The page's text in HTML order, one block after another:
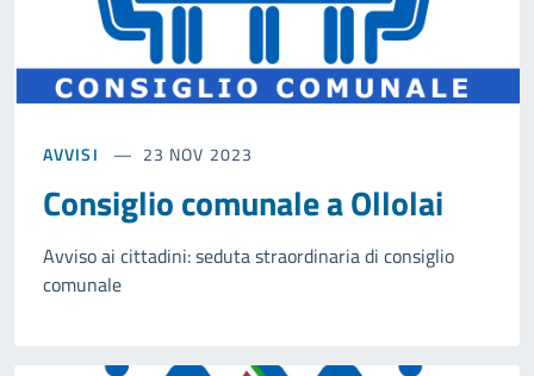
AVVISI 23 NOV 2023
Consiglio comunale a Ollolai
Avviso ai cittadini: seduta straordinaria di consiglio
comunale